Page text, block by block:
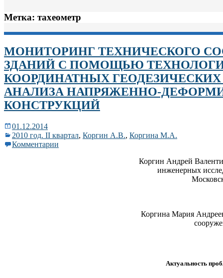
Метка: тахеометр
МОНИТОРИНГ ТЕХНИЧЕСКОГО
ЗДАНИЙ С ПОМОЩЬЮ
КООРДИНАТНЫХ
АНАЛИЗА НАПРЯЖЕННО-
КОНСТРУКЦИЙ
01.12.2014
2010 год. II квартал, Коргин А.В., Коргина М.А.
Комментарии
Коргин Андрей
инженерных
Коргина Мария
Актуальность